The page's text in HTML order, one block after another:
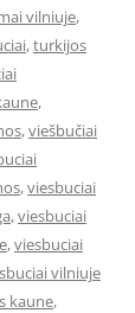
vilniuje,
,turkijos
,
,viešbučiai
,viesbuciai
,viesbuciai
,viesbuciai
vilniuje
kaune,